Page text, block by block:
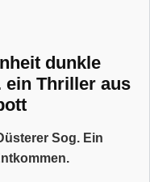
dunkle
ein Thriller aus
Sog. Ein